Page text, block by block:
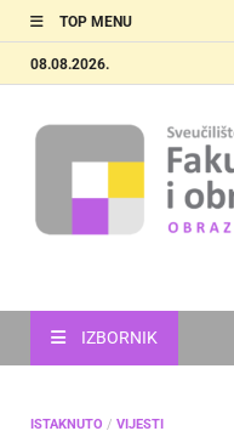
TOP MENU
08.08.2026.
IZBORNIK
ISTAKNUTO / VIJESTI